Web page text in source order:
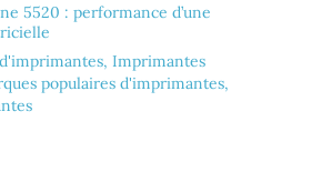
5520 : performance d’une
, Imprimantes
populaires d'imprimantes,